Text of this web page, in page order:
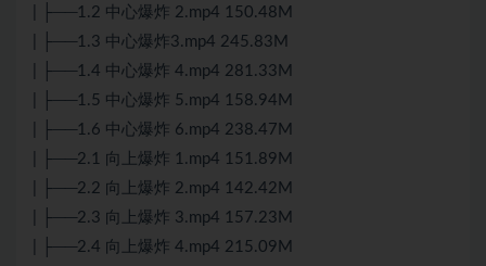
| ├──1.2 中心爆炸 2.mp4 150.48M
| ├──1.3 中心爆炸3.mp4 245.83M
| ├──1.4 中心爆炸 4.mp4 281.33M
| ├──1.5 中心爆炸 5.mp4 158.94M
| ├──1.6 中心爆炸 6.mp4 238.47M
| ├──2.1 向上爆炸 1.mp4 151.89M
| ├──2.2 向上爆炸 2.mp4 142.42M
| ├──2.3 向上爆炸 3.mp4 157.23M
| ├──2.4 向上爆炸 4.mp4 215.09M